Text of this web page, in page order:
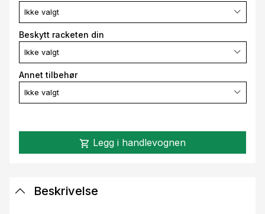
Ikke valgt
Beskytt racketen din
Ikke valgt
Annet tilbehør
Ikke valgt
shopping_cart Legg i handlevognen
Beskrivelse